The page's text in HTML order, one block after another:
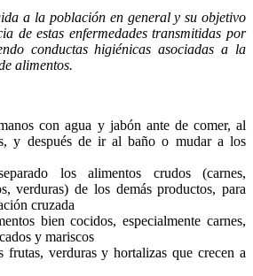
a la población en general y su objetivo
de estas enfermedades transmitidas por
conductas higiénicas asociadas a la
alimentos.
con agua y jabón ante de comer, al
y después de ir al baño o mudar a los
los alimentos crudos (carnes,
verduras) de los demás productos, para
cruzada
bien cocidos, especialmente carnes,
y mariscos
frutas, verduras y hortalizas que crecen a